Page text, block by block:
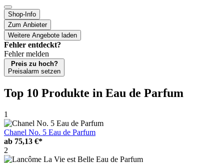
Shop-Info
Zum Anbieter
Weitere Angebote laden
Fehler entdeckt?
Fehler melden
Preis zu hoch?
Preisalarm setzen
Top 10 Produkte in Eau de Parfum
1
Chanel No. 5 Eau de Parfum
ab 75,13 €*
2